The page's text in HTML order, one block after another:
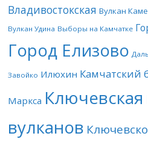
Владивостокская Вулкан
Вулкан Удина Выборы на Камчатке
Город Елизово
Завойко Илюхин Камчатский
Маркса Ключевская
вулканов